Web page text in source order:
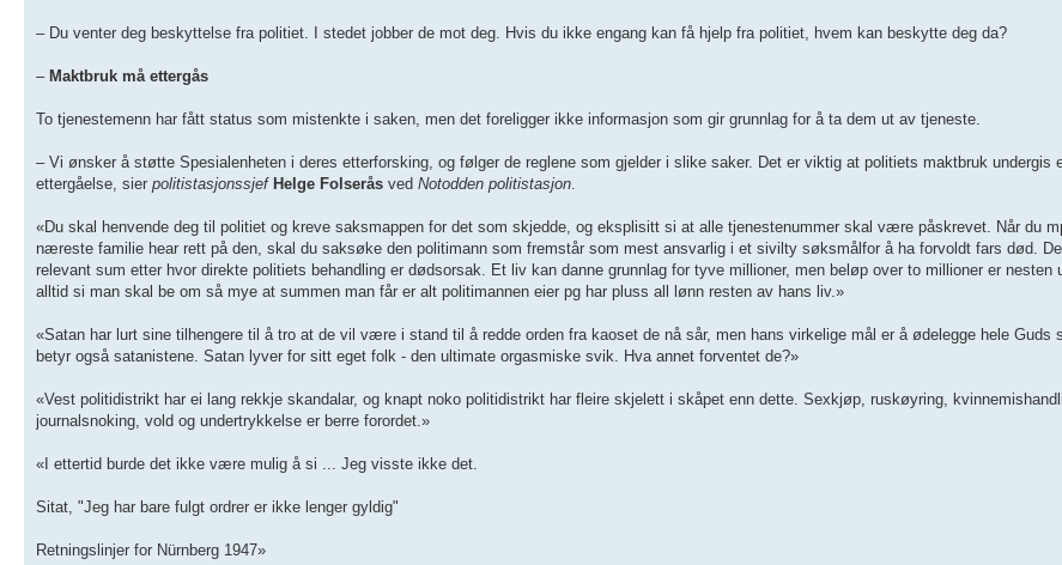
– Du venter deg beskyttelse fra politiet. I stedet jobber de mot deg. Hvis du ikke engang kan få hjelp fra politiet, hvem kan beskytte deg da?
–Maktbruk må ettergås
To tjenestemenn har fått status som mistenkte i saken, men det foreligger ikke informasjon som gir grunnlag for å ta dem ut av tjeneste.
– Vi ønsker å støtte Spesialenheten i deres etterforsking, og følger de reglene som gjelder i slike saker. Det er viktig at politiets maktbruk undergis
ettergåelse, sier politistasjonssjef Helge Folserås ved Notodden politistasjon
«Du skal henvende deg til politiet og kreve saksmappen for det som skjedde, og eksplisitt si at alle tjenestenummer skal være påskrevet. Når du
næreste familie hear rett på den, skal du saksøke den politimann som fremstår som mest ansvarlig i et sivilty søksmålfor å ha forvoldt fars død.
relevant sum etter hvor direkte politiets behandling er dødsorsak. Et liv kan danne grunnlag for tyve millioner, men beløp over to millioner er nesten
alltid si man skal be om så mye at summen man får er alt politimannen eier pg har pluss all lønn resten av hans liv.»
«Satan har lurt sine tilhengere til å tro at de vil være i stand til å redde orden fra kaoset de nå sår, men hans virkelige mål er å ødelegge hele Guds
betyr også satanistene. Satan lyver for sitt eget folk - den ultimate orgasmiske svik. Hva annet forventet de?»
«Vest politidistrikt har ei lang rekkje skandalar, og knapt noko politidistrikt har fleire skjelett i skåpet enn dette. Sexkjøp, ruskøyring,
journalsnoking, vold og undertrykkelse er berre forordet.»
«I ettertid burde det ikke være mulig å si ... Jeg visste ikke det.
Sitat, "Jeg har bare fulgt ordrer er ikke lenger gyldig"
Retningslinjer for Nürnberg 1947»